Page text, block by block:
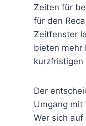
Zeiten für
für den
Zeitfenster
bieten mehr
kurzfristigen
Der
Umgang mit
Wer sich